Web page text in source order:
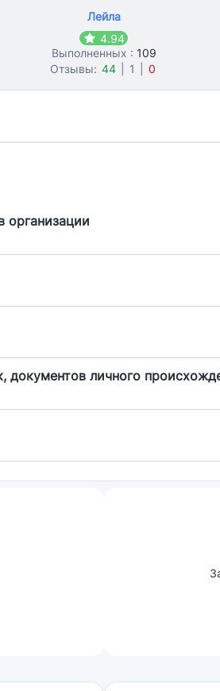
Лейла
4.94
Выполненных : 109
Отзывы: 44 1 0
организации
документов личного